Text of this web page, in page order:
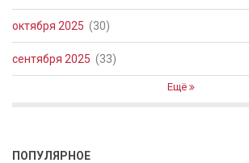
октября 2025 (30)
сентября 2025 (33)
Ещё
ПОПУЛЯРНОЕ